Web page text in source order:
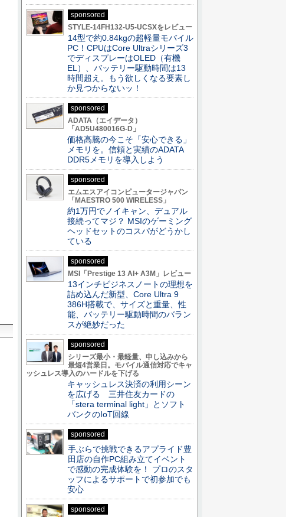
sponsored
STYLE-14FH132-U5-UCSXをレビュー
14型で約0.84kgの超軽量モバイル
PC！CPUはCore Ultraシリーズ3
でディスプレーはOLED（有機
EL）、バッテリー駆動時間は13
時間超え。もう欲しくなる要素し
か見つからないッ！
sponsored
ADATA（エイデータ）
「AD5U480016G-D」
価格高騰の今こそ「安心できる」
メモリを。信頼と実績のADATA
DDR5メモリを導入しよう
sponsored
エムエスアイコンピュータージャパン
「MAESTRO 500 WIRELESS」
約1万円でノイキャン、デュアル
接続ってマジ？ MSIのゲーミング
ヘッドセットのコスパがどうかし
ている
sponsored
MSI「Prestige 13 AI+ A3M」レビュー
13インチビジネスノートの理想を
詰め込んだ新型、Core Ultra 9
386H搭載で、サイズと重量、性
能、バッテリー駆動時間のバラン
スが絶妙だった
sponsored
シリーズ最小・最軽量、申し込みから
最短4営業日。モバイル通信対応でキャ
ッシュレス導入のハードルを下げる
キャッシュレス決済の利用シーン
を広げる 三井住友カードの
「stera terminal light」とソフト
バンクのIoT回線
sponsored
手ぶらで挑戦できるアプライド豊
田店の自作PC組み立てイベント
で感動の完成体験を！ プロのスタ
ッフによるサポートで初参加でも
安心
sponsored